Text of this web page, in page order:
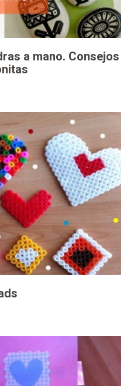
a mano. Consejos